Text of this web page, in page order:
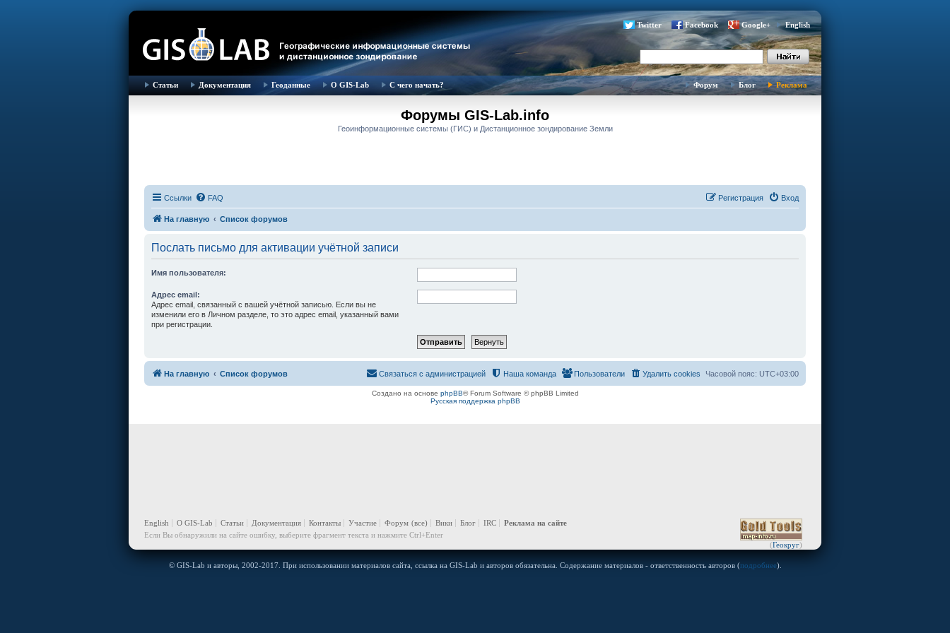
Twitter Facebook Google+ English
Статьи Документация Геоданные О GIS-Lab С чего начать? Форум Блог Реклама
Форумы GIS-Lab.info
Геоинформационные системы (ГИС) и Дистанционное зондирование Земли
Ссылки FAQ Вход
Регистрация
На главную Список форумов
Послать письмо для активации учётной записи
Имя пользователя:
Адрес email:
Адрес email, связанный с вашей учётной записью. Если вы не
изменили его в Личном разделе, то это адрес email, указанный вами
при регистрации.
На главную Список форумов Часовой пояс: UTC+03:00
Удалить cookies
Пользователи
Наша команда
Связаться с администрацией
Создано на основе phpBB® Forum Software © phpBB Limited
Русская поддержка phpBB
(Геокруг)
English О GIS-Lab Статьи Документация Контакты Участие Форум (все) Вики Блог IRC
Реклама на сайте
Если Вы обнаружили на сайте ошибку, выберите фрагмент текста и нажмите Ctrl+Enter
© GIS-Lab и авторы, 2002-2017. При использовании материалов сайта, ссылка на GIS-Lab и авторов обязательна. Содержание материалов - ответственность авторов (подробнее).